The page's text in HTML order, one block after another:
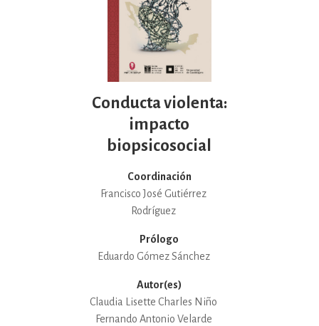
Conducta violenta:
impacto
biopsicosocial
Coordinación
Francisco José Gutiérrez
Rodríguez
Prólogo
Eduardo Gómez Sánchez
Autor(es)
Claudia Lisette Charles Niño
Fernando Antonio Velarde